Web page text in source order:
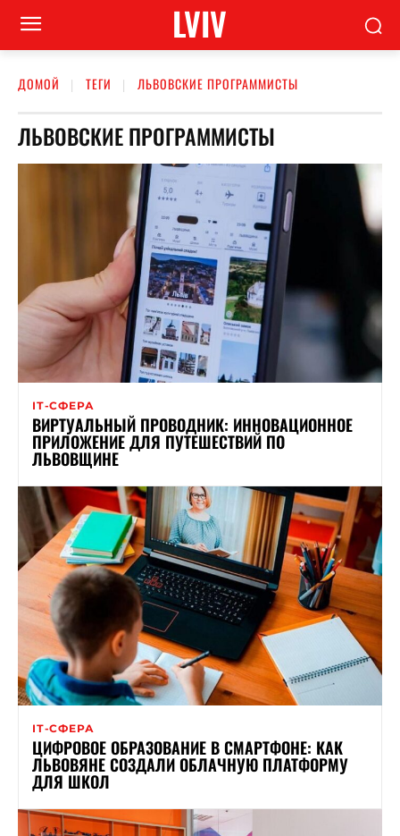
LVIV
ДОМОЙ ТЕГИ ЛЬВОВСКИЕ ПРОГРАММИСТЫ
ЛЬВОВСКИЕ ПРОГРАММИСТЫ
ІТ-СФЕРА
ВИРТУАЛЬНЫЙ ПРОВОДНИК: ИННОВАЦИОННОЕ
ПРИЛОЖЕНИЕ ДЛЯ ПУТЕШЕСТВИЙ ПО
ЛЬВОВЩИНЕ
ІТ-СФЕРА
ЦИФРОВОЕ ОБРАЗОВАНИЕ В СМАРТФОНЕ: КАК
ЛЬВОВЯНЕ СОЗДАЛИ ОБЛАЧНУЮ ПЛАТФОРМУ
ДЛЯ ШКОЛ